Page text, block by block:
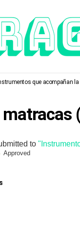
que acompañan la Semana
matracas
to
Approved